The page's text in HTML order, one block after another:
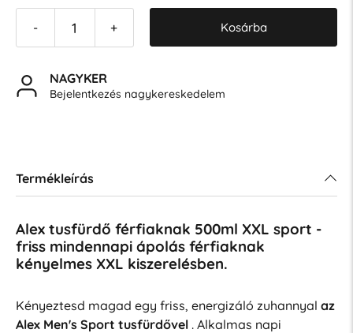
- + Kosárba
NAGYKER
Bejelentkezés nagykereskedelem
Termékleírás
Alex tusfürdő férfiaknak 500ml XXL sport -
friss mindennapi ápolás férfiaknak
kényelmes XXL kiszerelésben.
Kényeztesd magad egy friss, energizáló zuhannyal az
Alex Men's Sport tusfürdővel. Alkalmas napi